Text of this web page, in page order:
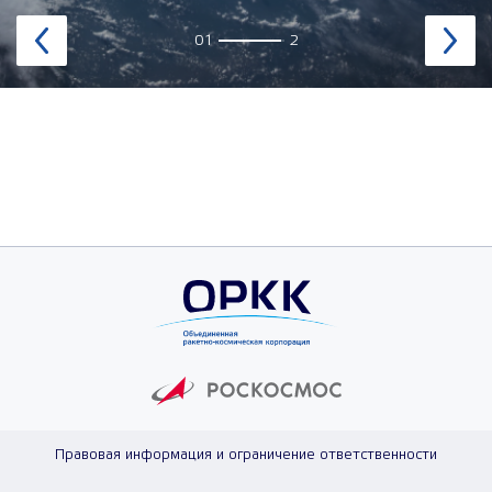
02 2
Правовая информация и ограничение ответственности
Свяжитесь с нами
Оставляя заявку, Вы соглашаетесь с